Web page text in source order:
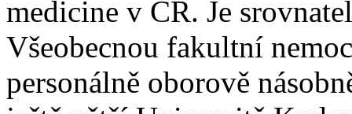
medicine v ČR. Je
Všeobecnou fakultní
personálně oborově